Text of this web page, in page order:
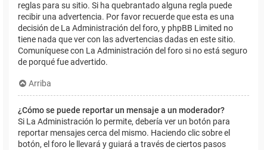
reglas para su sitio. Si ha quebrantado alguna regla puede
recibir una advertencia. Por favor recuerde que esta es una
decisión de La Administración del foro, y phpBB Limited no
tiene nada que ver con las advertencias dadas en este sitio.
Comuníquese con La Administración del foro si no está seguro
de porqué fue advertido.
Arriba
¿Cómo se puede reportar un mensaje a un moderador?
Si La Administración lo permite, debería ver un botón para
reportar mensajes cerca del mismo. Haciendo clic sobre el
botón, el foro le llevará y guiará a través de ciertos pasos